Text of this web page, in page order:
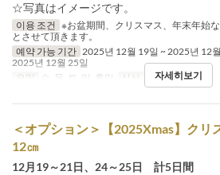
☆写真はイメージです。
이용 조건 ※お盆期間、クリスマス、年末年始
とさせて頂きます。
예약 가능 기간 2025년 12월 19일 ~ 2025년 12
2025년 12월 25일
요일
수, 목, 토, 일, 휴일 식사 점심
자세히보기
＜オプション＞【2025Xmas】クリ
12㎝
12月19～21日、24～25日 計5日間